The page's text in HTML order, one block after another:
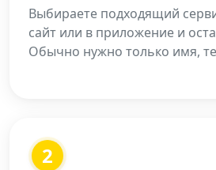
Выбираете подходящий
сайт или в приложение и
Обычно нужно только имя,
2